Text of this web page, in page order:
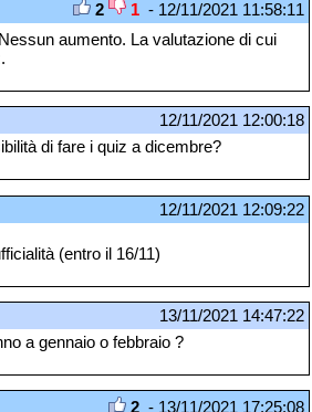
2 1 - 12/11/2021 11:58:11
aumento. La valutazione di cui
12/11/2021 12:00:18
di fare i quiz a dicembre?
12/11/2021 12:09:22
(entro il 16/11)
13/11/2021 14:47:22
a gennaio o febbraio ?
2 - 13/11/2021 17:25:08